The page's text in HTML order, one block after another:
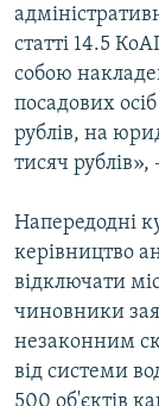
ІНФОГРАФІКА
ДОЛУЧАЙСЯ!
Усі сайти
статті 14.5
собою
посадових
рублів, на
тисяч рублів»,
Напередодні
керівництво
відключати
чиновники
незаконним
від системи